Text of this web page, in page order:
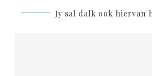
Jy sal dalk ook hiervan